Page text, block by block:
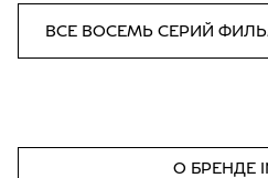
О БРЕНДЕ